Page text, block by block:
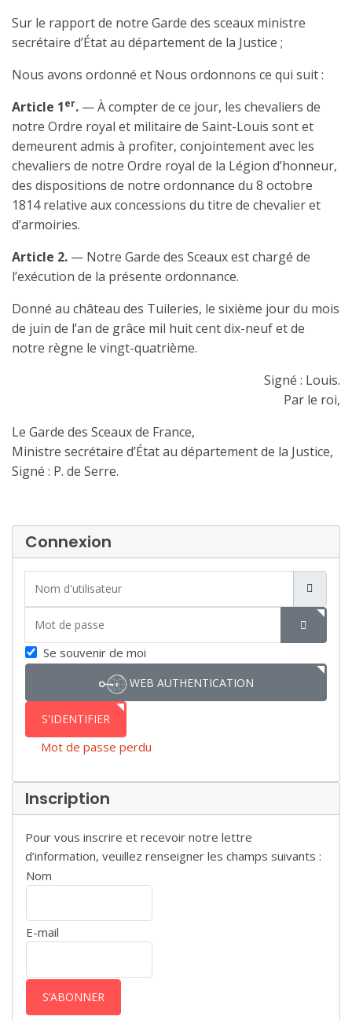
Sur le rapport de notre Garde des sceaux ministre
secrétaire d’État au département de la Justice ;
Nous avons ordonné et Nous ordonnons ce qui suit :
Article 1er. — À compter de ce jour, les chevaliers de
notre Ordre royal et militaire de Saint-Louis sont et
demeurent admis à profiter, conjointement avec les
chevaliers de notre Ordre royal de la Légion d’honneur,
des dispositions de notre ordonnance du 8 octobre
1814 relative aux concessions du titre de chevalier et
d’armoiries.
Article 2. — Notre Garde des Sceaux est chargé de
l’exécution de la présente ordonnance.
Donné au château des Tuileries, le sixième jour du mois
de juin de l’an de grâce mil huit cent dix-neuf et de
notre règne le vingt-quatrième.
Signé : Louis.
Par le roi,
Le Garde des Sceaux de France,
Ministre secrétaire d’État au département de la Justice,
Signé : P. de Serre.
Connexion
SHOW
Se souvenir de moi
WEB AUTHENTICATION
S'IDENTIFIER
Mot de passe perdu
Inscription
Pour vous inscrire et recevoir notre lettre
d’information, veuillez renseigner les champs suivants :
Nom
E-mail